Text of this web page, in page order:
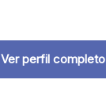
Ver perfil completo